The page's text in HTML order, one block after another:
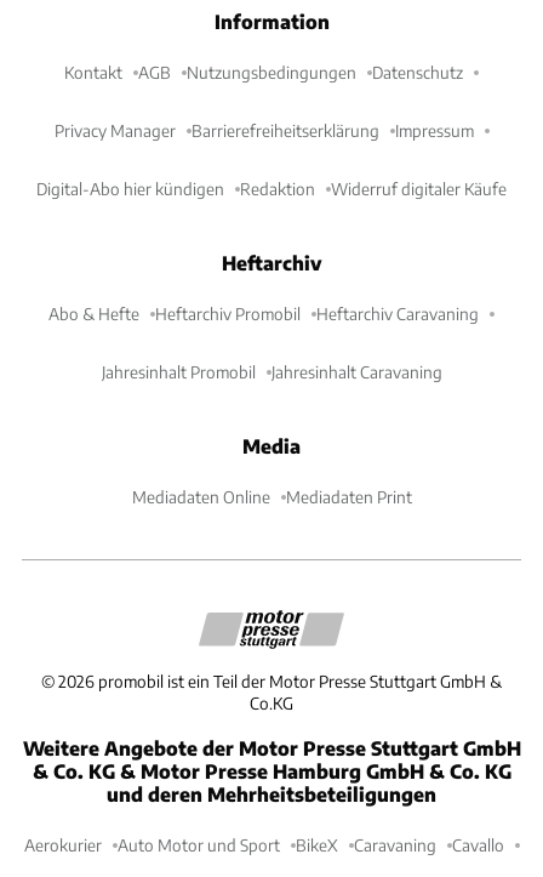
Information
Kontakt AGB Nutzungsbedingungen Datenschutz
Privacy Manager Barrierefreiheitserklärung Impressum
Digital-Abo hier kündigen Redaktion Widerruf digitaler Käufe
Heftarchiv
Abo & Hefte Heftarchiv Promobil Heftarchiv Caravaning
Jahresinhalt Promobil Jahresinhalt Caravaning
Media
Mediadaten Online Mediadaten Print
©2026 promobil ist ein Teil der Motor Presse Stuttgart GmbH &
Co.KG
Weitere Angebote der Motor Presse Stuttgart GmbH
& Co. KG & Motor Presse Hamburg GmbH & Co. KG
und deren Mehrheitsbeteiligungen
Aerokurier Auto Motor und Sport BikeX Caravaning Cavallo